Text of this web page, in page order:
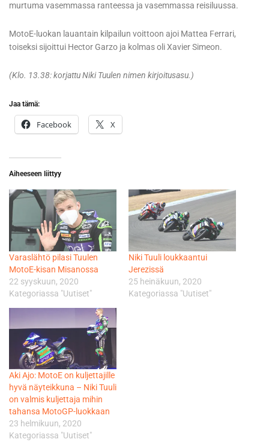
murtuma vasemmassa ranteessa ja vasemmassa reisiluussa.
MotoE-luokan lauantain kilpailun voittoon ajoi Mattea Ferrari,
toiseksi sijoittui Hector Garzo ja kolmas oli Xavier Simeon.
(Klo. 13.38: korjattu Niki Tuulen nimen kirjoitusasu.)
Jaa tämä:
Facebook X
Aiheeseen liittyy
Varaslähtö pilasi Tuulen
MotoE-kisan Misanossa
22 syyskuun, 2020
Kategoriassa "Uutiset"
Niki Tuuli loukkaantui
Jerezissä
25 heinäkuun, 2020
Kategoriassa "Uutiset"
Aki Ajo: MotoE on kuljettajille
hyvä näyteikkuna – Niki Tuuli
on valmis kuljettaja mihin
tahansa MotoGP-luokkaan
23 helmikuun, 2020
Kategoriassa "Uutiset"